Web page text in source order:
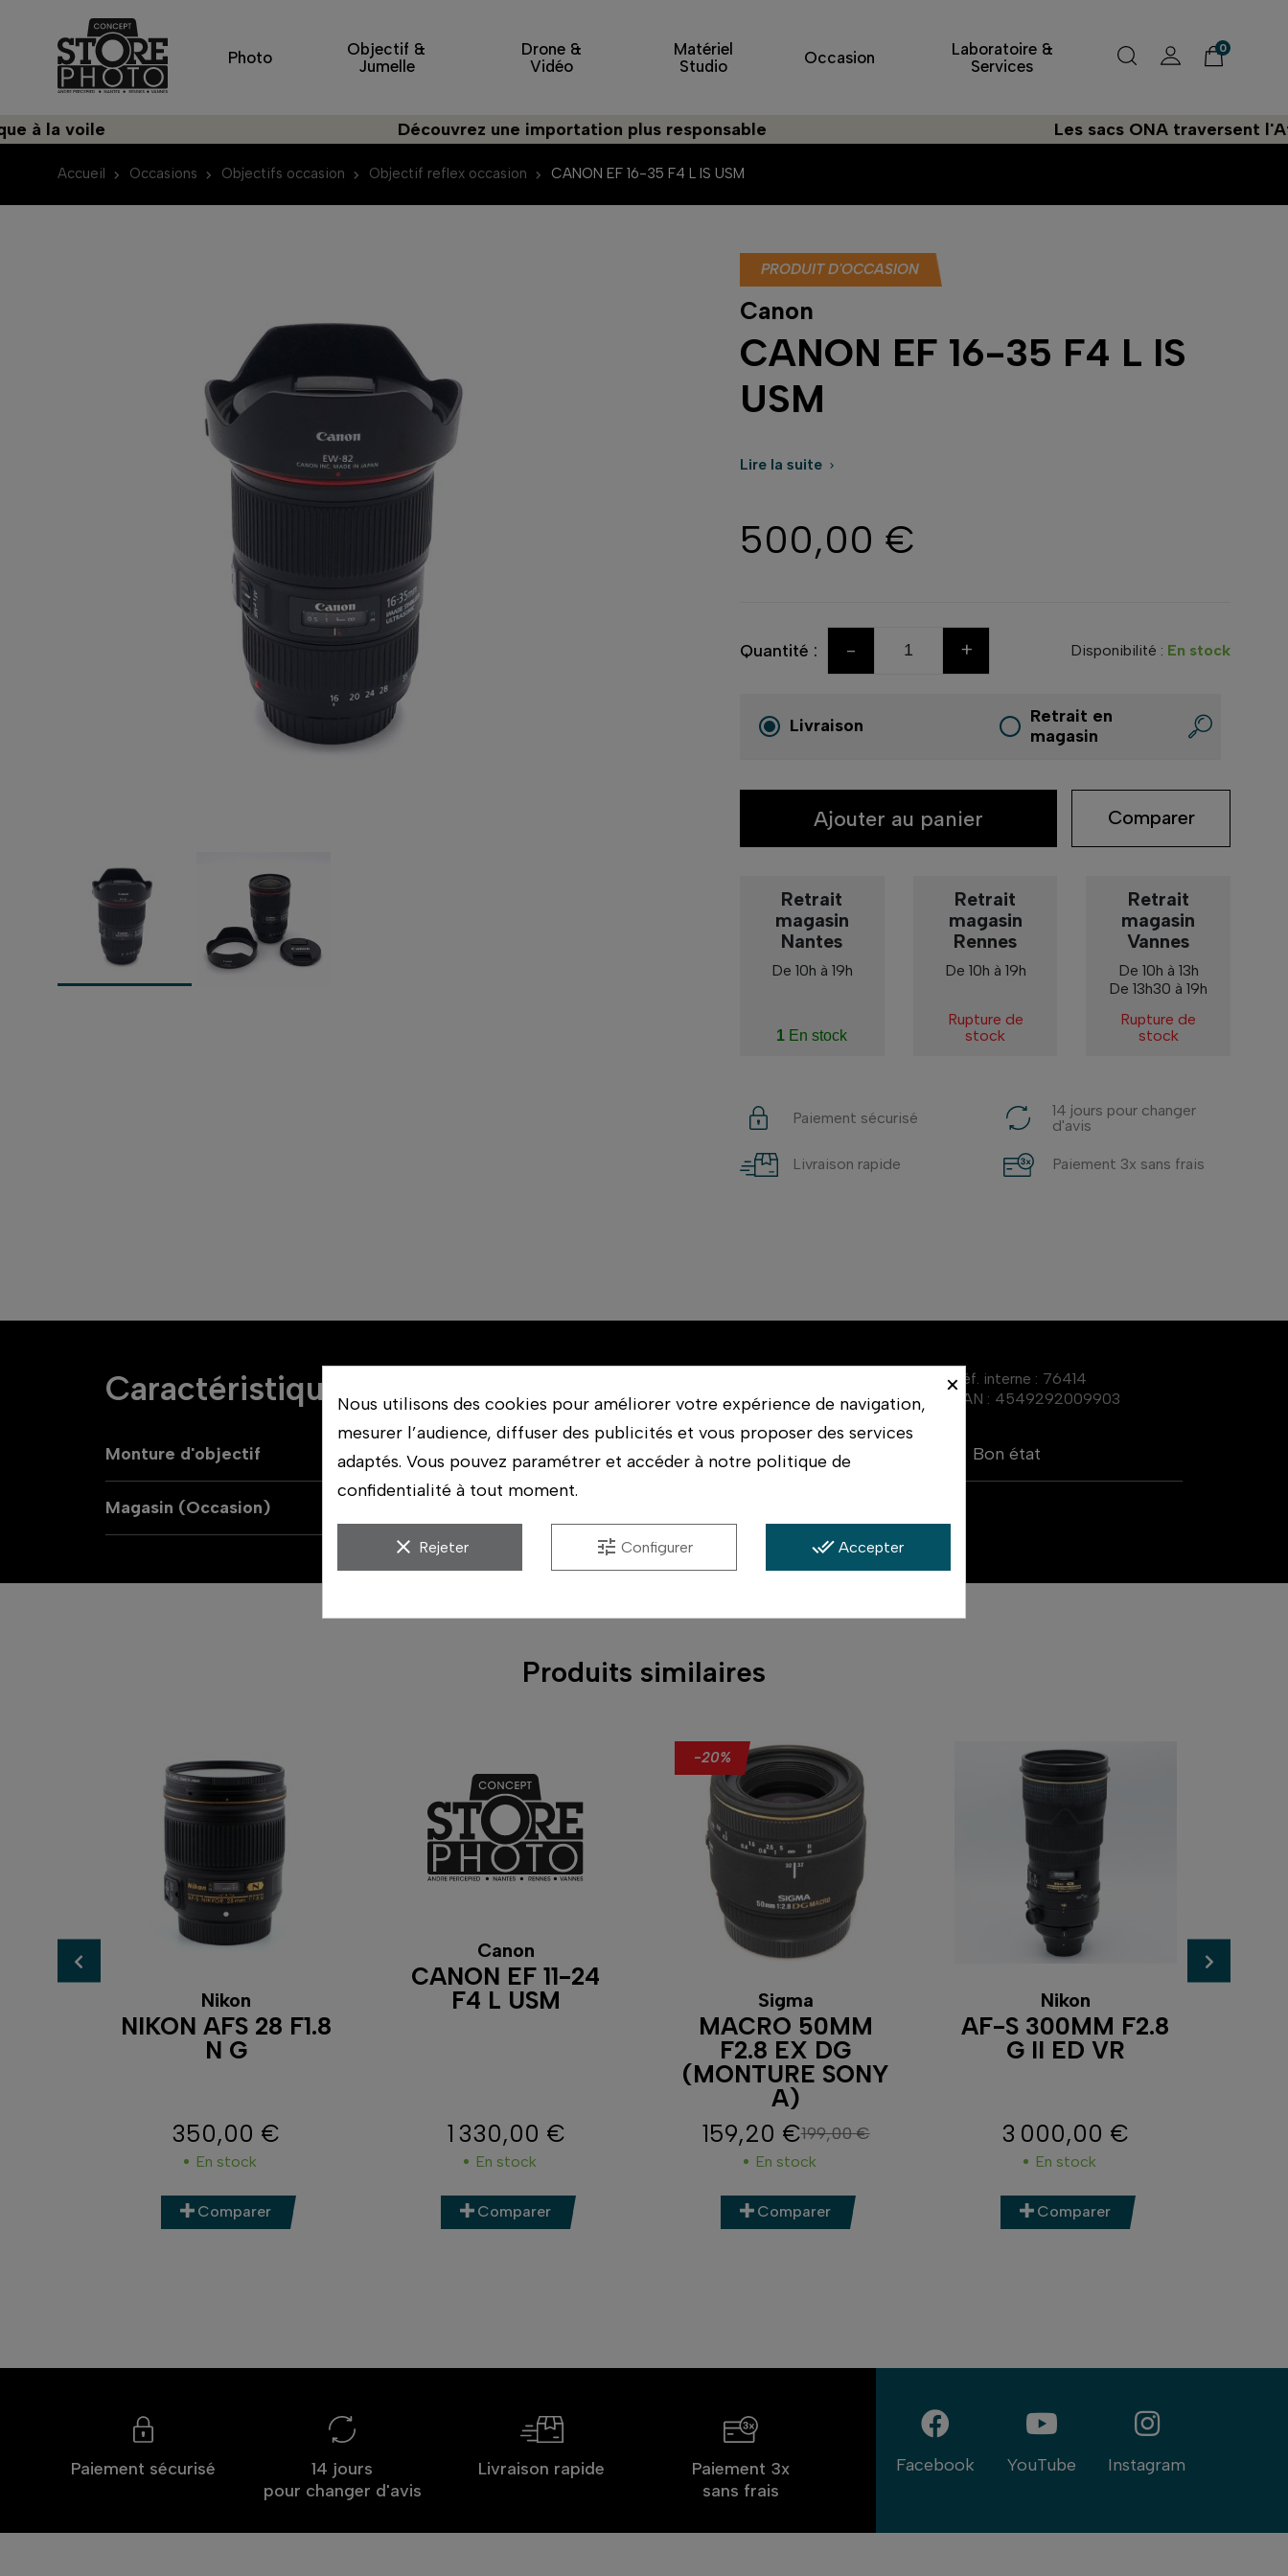
Photo
Objectif &
Jumelle
Drone &
Vidéo
Matériel
Studio
Occasion
Laboratoire &
Services
0
voile Découvrez une importation plus responsable Les sacs ONA traversent
Accueil Occasions Objectifs occasion Objectif reflex occasion CANON EF 16-35 F4 L IS USM
PRODUIT D'OCCASION
Canon
CANON EF 16-35 F4 L IS
USM
Lire la suite 
500,00 €
Quantité : - + Disponibilité : En stock
Livraison
Retrait en
magasin
Ajouter au panier Comparer
Retrait
magasin
Nantes
De 10h à 19h
1 En stock
Retrait
magasin
Rennes
De 10h à 19h
Rupture de
stock
Retrait
magasin
Vannes
De 10h à 13h
De 13h30 à 19h
Rupture de
stock
Paiement sécurisé
14 jours pour changer
d'avis
Livraison rapide Paiement 3x sans frais
Caractéristiques Réf. interne : 76414
EAN : 4549292009903
Monture d'objectif Canon EF/EF-S État (Occasion) Bon état
Magasin (Occasion)
Produits similaires
Nikon
NIKON AFS 28 F1.8
N G
Prix
350,00 €
En stock
Comparer
Canon
CANON EF 11-24
F4 L USM
Prix
1 330,00 €
En stock
Comparer
-20%
Sigma
MACRO 50MM
F2.8 EX DG
(MONTURE SONY
A)
Prix
159,20 €Prix de base
199,00 €
En stock
Comparer
Nikon
AF-S 300MM F2.8
G II ED VR
Prix
3 000,00 €
En stock
Comparer
Paiement sécurisé
14 jours
pour changer d'avis
Livraison rapide
Paiement 3x
sans frais
Facebook YouTube Instagram
×
Nous utilisons des cookies pour améliorer votre expérience de navigation,
mesurer l’audience, diffuser des publicités et vous proposer des services
adaptés. Vous pouvez paramétrer et accéder à notre politique de
confidentialité à tout moment.
clear Rejeter tune Configurer done_all Accepter